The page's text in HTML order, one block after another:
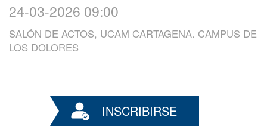
24-03-2026 09:00
SALÓN DE ACTOS, UCAM CARTAGENA. CAMPUS DE
LOS DOLORES
INSCRIBIRSE